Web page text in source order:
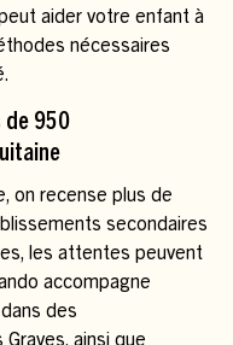
aider votre enfant à
nécessaires
de 950
on recense plus de
secondaires
les attentes peuvent
accompagne
des
ainsi que